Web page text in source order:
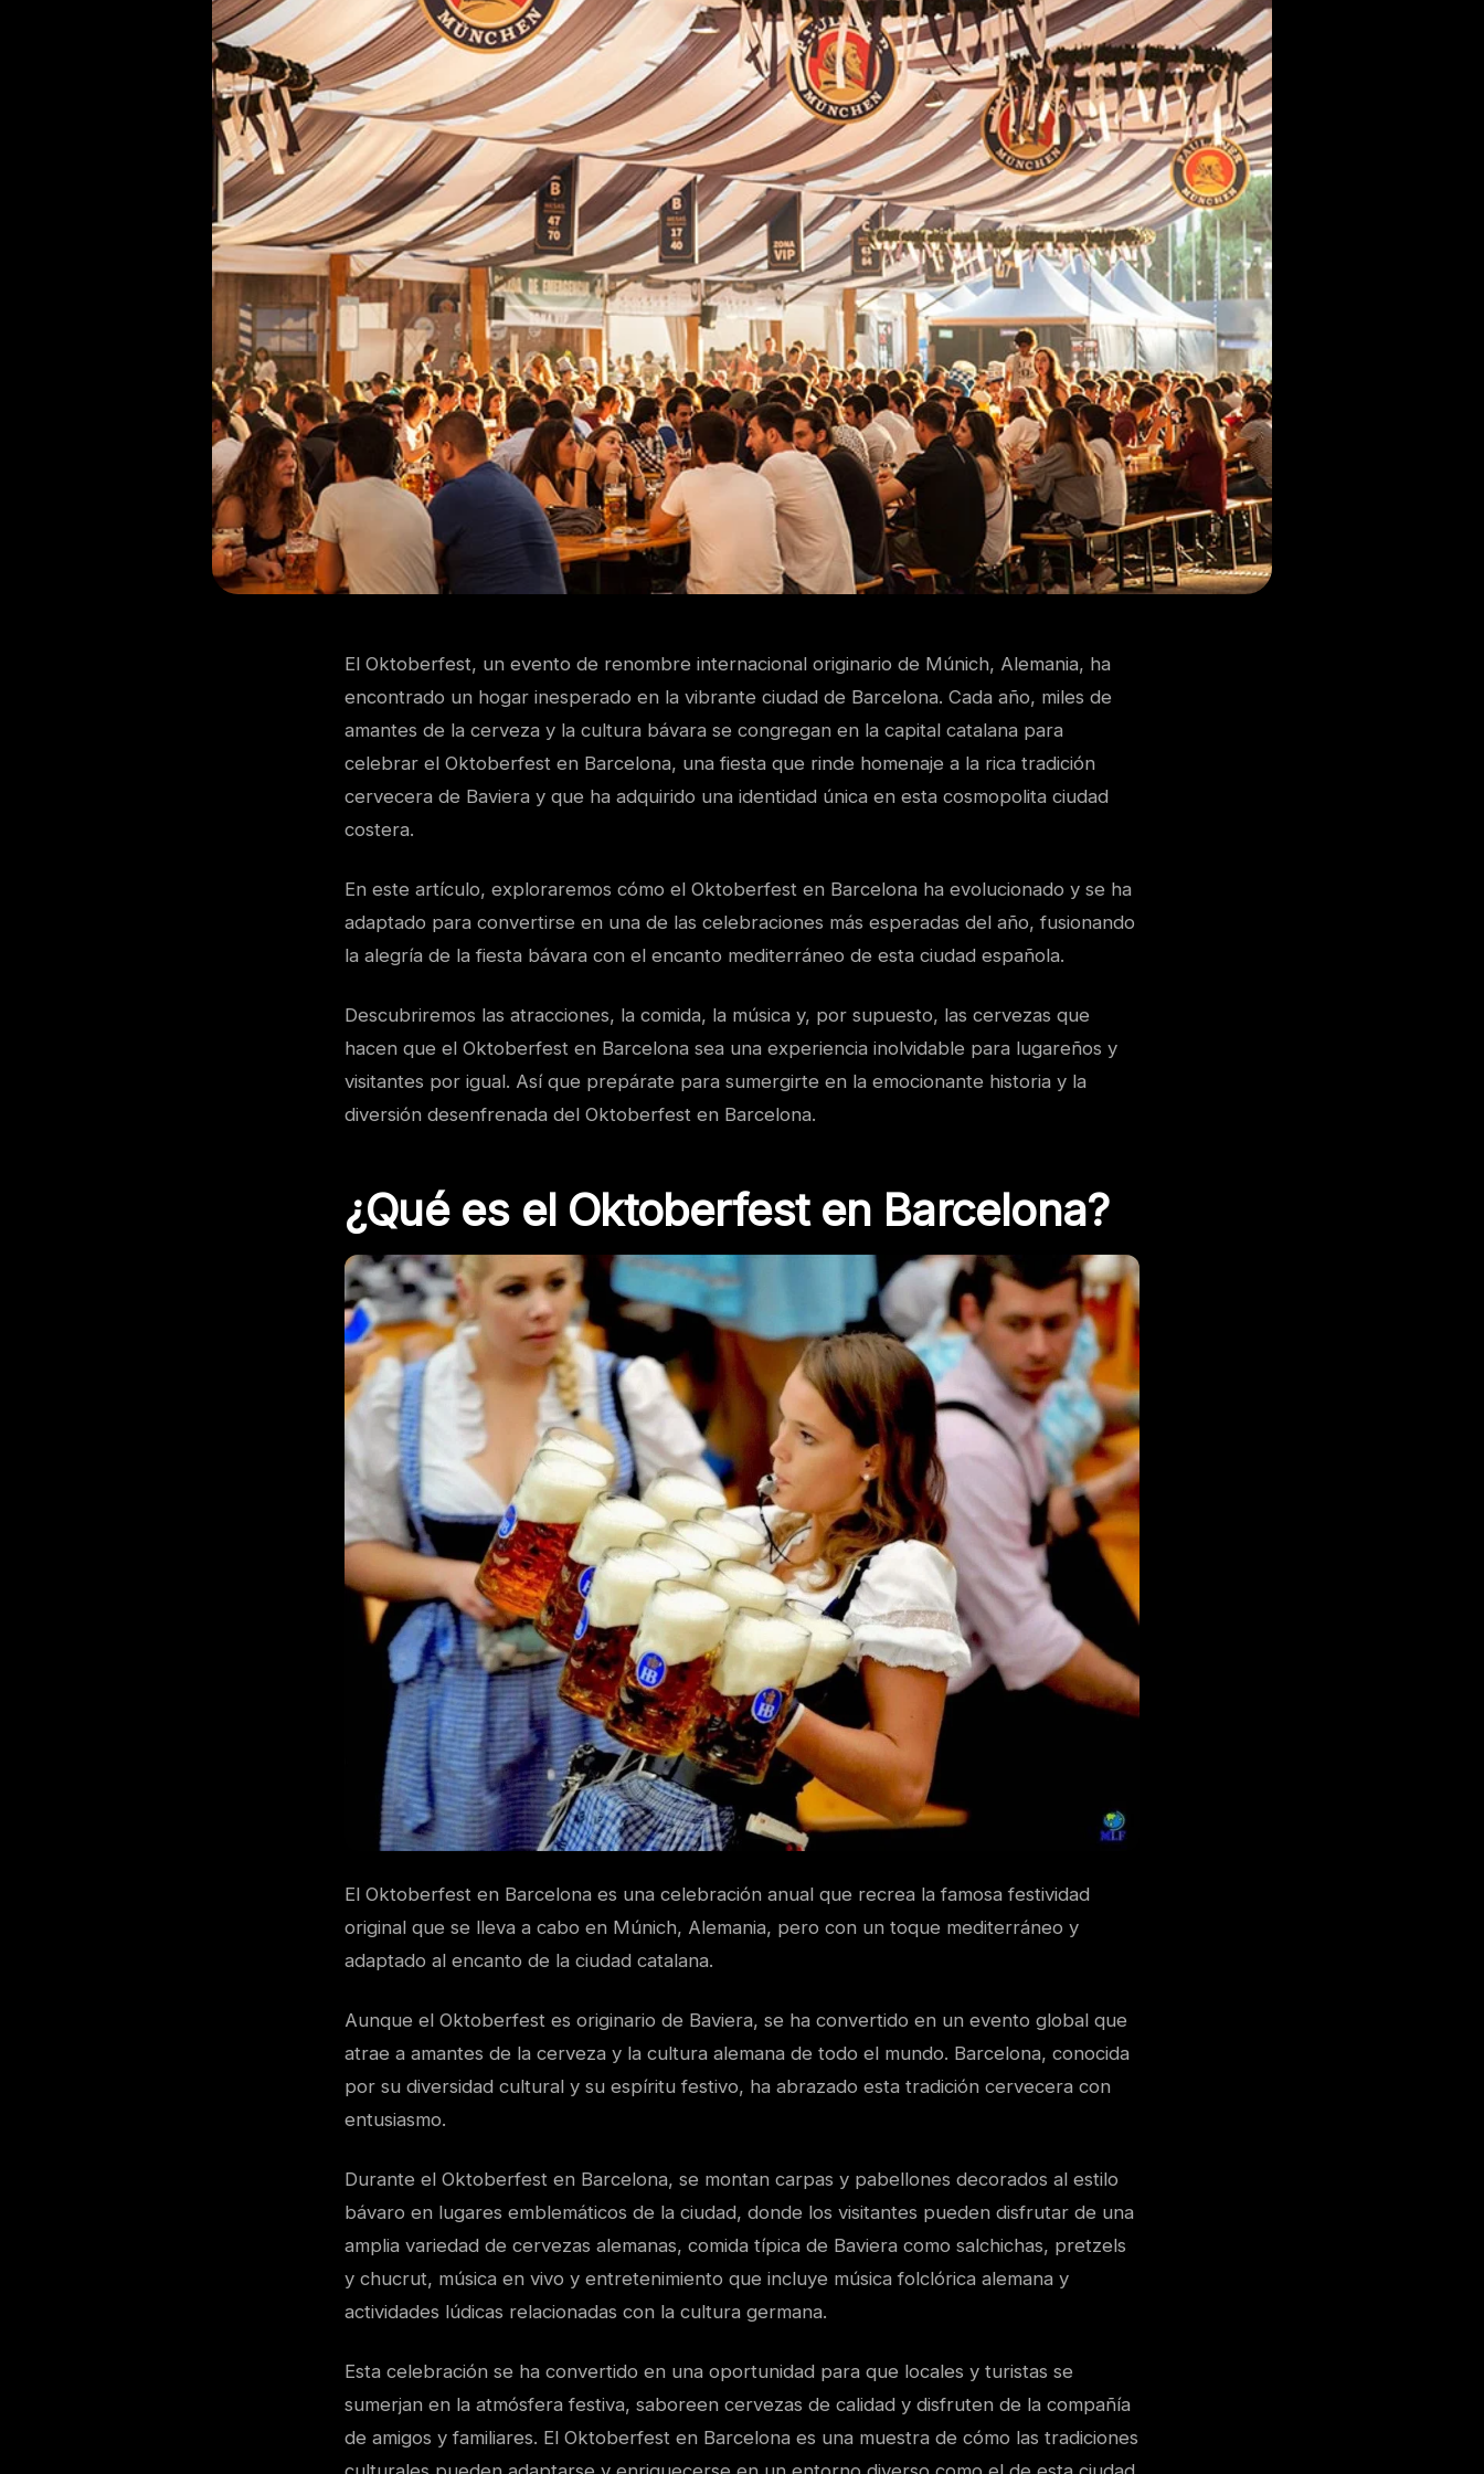
El Oktoberfest, un evento de renombre internacional originario de Múnich, Alemania, ha
encontrado un hogar inesperado en la vibrante ciudad de Barcelona. Cada año, miles de
amantes de la cerveza y la cultura bávara se congregan en la capital catalana para
celebrar el Oktoberfest en Barcelona, una fiesta que rinde homenaje a la rica tradición
cervecera de Baviera y que ha adquirido una identidad única en esta cosmopolita ciudad
costera.
En este artículo, exploraremos cómo el Oktoberfest en Barcelona ha evolucionado y se ha
adaptado para convertirse en una de las celebraciones más esperadas del año, fusionando
la alegría de la fiesta bávara con el encanto mediterráneo de esta ciudad española.
Descubriremos las atracciones, la comida, la música y, por supuesto, las cervezas que
hacen que el Oktoberfest en Barcelona sea una experiencia inolvidable para lugareños y
visitantes por igual. Así que prepárate para sumergirte en la emocionante historia y la
diversión desenfrenada del Oktoberfest en Barcelona.
¿Qué es el Oktoberfest en Barcelona?
El Oktoberfest en Barcelona es una celebración anual que recrea la famosa festividad
original que se lleva a cabo en Múnich, Alemania, pero con un toque mediterráneo y
adaptado al encanto de la ciudad catalana.
Aunque el Oktoberfest es originario de Baviera, se ha convertido en un evento global que
atrae a amantes de la cerveza y la cultura alemana de todo el mundo. Barcelona, conocida
por su diversidad cultural y su espíritu festivo, ha abrazado esta tradición cervecera con
entusiasmo.
Durante el Oktoberfest en Barcelona, se montan carpas y pabellones decorados al estilo
bávaro en lugares emblemáticos de la ciudad, donde los visitantes pueden disfrutar de una
amplia variedad de cervezas alemanas, comida típica de Baviera como salchichas, pretzels
y chucrut, música en vivo y entretenimiento que incluye música folclórica alemana y
actividades lúdicas relacionadas con la cultura germana.
Esta celebración se ha convertido en una oportunidad para que locales y turistas se
sumerjan en la atmósfera festiva, saboreen cervezas de calidad y disfruten de la compañía
de amigos y familiares. El Oktoberfest en Barcelona es una muestra de cómo las tradiciones